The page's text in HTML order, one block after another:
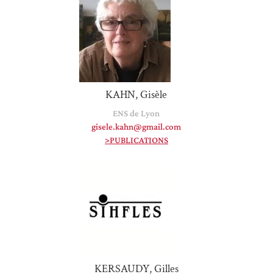
KAHN, Gisèle
ENS de Lyon
gisele.kahn@gmail.com
>PUBLICATIONS
KERSAUDY, Gilles